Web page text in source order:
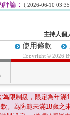
評論： ( 2026-06-10
主持人個
使用條款
Copyright © 2026
為限制級，限定為年滿
。為防範未滿18歲之